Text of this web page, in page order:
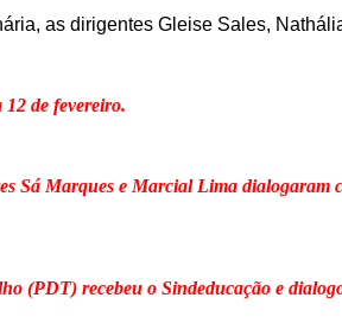
as dirigentes Gleise Sales,
de fevereiro.
Sá Marques e Marcial Lima dialogaram
(PDT) recebeu o Sindeducação e